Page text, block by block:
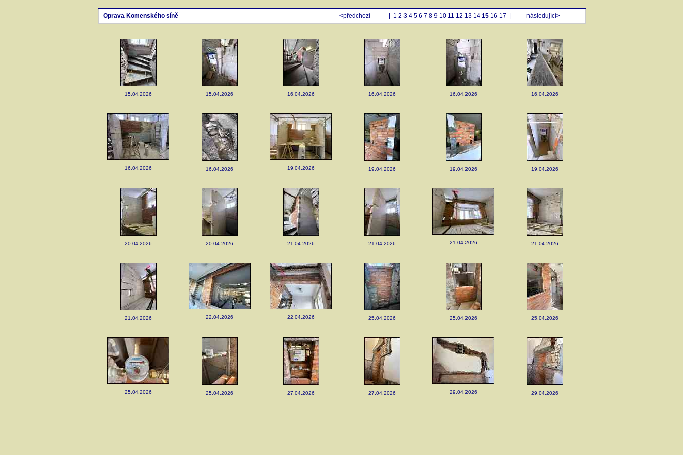
Oprava Komenského síně <předchozí 1 2 3 4 5 6 7 8 9 10 11 12 13 14 15 16 17 následující>
15.04.2026 15.04.2026 16.04.2026 16.04.2026 16.04.2026 16.04.2026
16.04.2026 16.04.2026 19.04.2026 19.04.2026 19.04.2026 19.04.2026
20.04.2026 20.04.2026 21.04.2026 21.04.2026 21.04.2026 21.04.2026
21.04.2026 22.04.2026 22.04.2026 25.04.2026 25.04.2026 25.04.2026
25.04.2026 25.04.2026 27.04.2026 27.04.2026 29.04.2026 29.04.2026